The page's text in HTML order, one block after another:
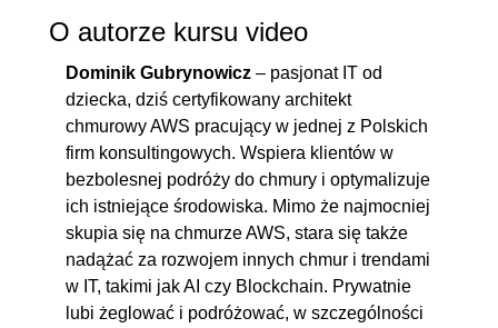
O autorze kursu video
Dominik Gubrynowicz – pasjonat IT od
dziecka, dziś certyfikowany architekt
chmurowy AWS pracujący w jednej z Polskich
firm konsultingowych. Wspiera klientów w
bezbolesnej podróży do chmury i optymalizuje
ich istniejące środowiska. Mimo że najmocniej
skupia się na chmurze AWS, stara się także
nadążać za rozwojem innych chmur i trendami
w IT, takimi jak AI czy Blockchain. Prywatnie
lubi żeglować i podróżować, w szczególności